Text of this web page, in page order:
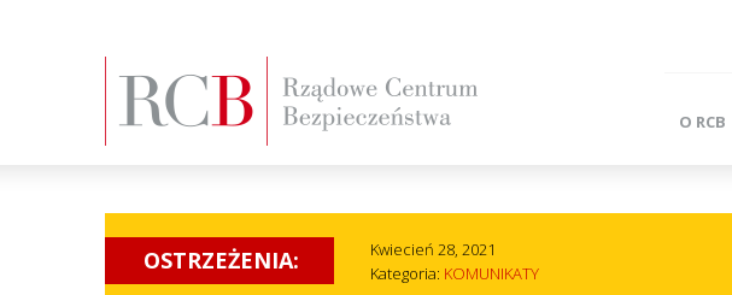
O RCB
OSTRZEŻENIA:
Kwiecień 28, 2021
Kategoria: KOMUNIKATY